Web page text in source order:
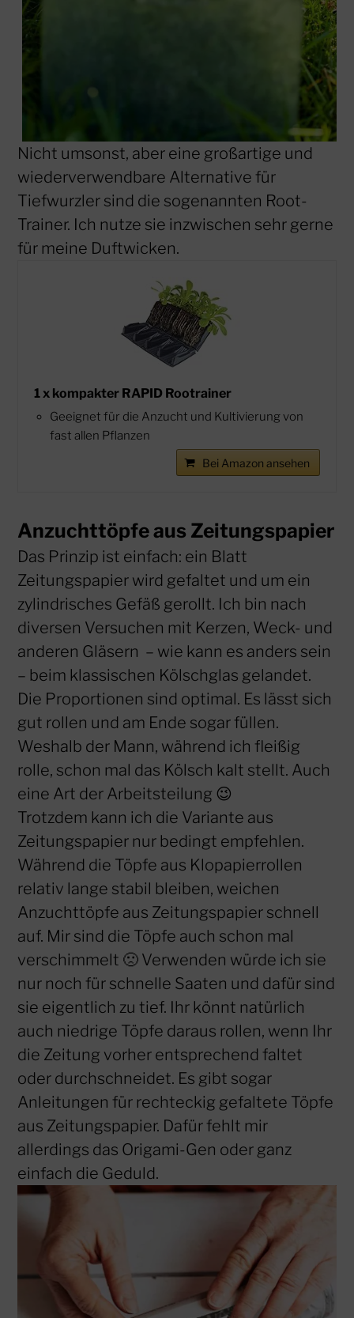
Nicht umsonst, aber eine großartige und
wiederverwendbare Alternative für
Tiefwurzler sind die sogenannten Root-
Trainer. Ich nutze sie inzwischen sehr gerne
für meine Duftwicken.
1 x kompakter RAPID Rootrainer
Geeignet für die Anzucht und Kultivierung von
fast allen Pflanzen
Bei Amazon ansehen
Anzuchttöpfe aus Zeitungspapier
Das Prinzip ist einfach: ein Blatt
Zeitungspapier wird gefaltet und um ein
zylindrisches Gefäß gerollt. Ich bin nach
diversen Versuchen mit Kerzen, Weck- und
anderen Gläsern – wie kann es anders sein
– beim klassischen Kölschglas gelandet.
Die Proportionen sind optimal. Es lässt sich
gut rollen und am Ende sogar füllen.
Weshalb der Mann, während ich fleißig
rolle, schon mal das Kölsch kalt stellt. Auch
eine Art der Arbeitsteilung 😉
Trotzdem kann ich die Variante aus
Zeitungspapier nur bedingt empfehlen.
Während die Töpfe aus Klopapierrollen
relativ lange stabil bleiben, weichen
Anzuchttöpfe aus Zeitungspapier schnell
auf. Mir sind die Töpfe auch schon mal
verschimmelt 🙁 Verwenden würde ich sie
nur noch für schnelle Saaten und dafür sind
sie eigentlich zu tief. Ihr könnt natürlich
auch niedrige Töpfe daraus rollen, wenn Ihr
die Zeitung vorher entsprechend faltet
oder durchschneidet. Es gibt sogar
Anleitungen für rechteckig gefaltete Töpfe
aus Zeitungspapier. Dafür fehlt mir
allerdings das Origami-Gen oder ganz
einfach die Geduld.